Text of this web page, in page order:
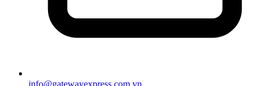
info@gatewayexpress.com.vn